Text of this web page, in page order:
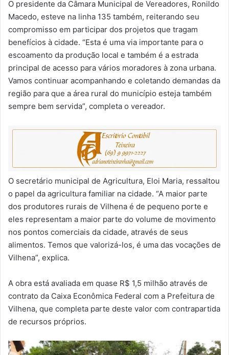
O presidente da Câmara Municipal de Vereadores, Ronildo
Macedo, esteve na linha 135 também, reiterando seu
compromisso em participar dos projetos que tragam
benefícios à cidade. “Esta é uma via importante para o
escoamento da produção local e também é a estrada
principal de acesso para vários moradores à zona urbana.
Vamos continuar acompanhando e coletando demandas da
região para que a área rural do município esteja também
sempre bem servida”, completa o vereador.
O secretário municipal de Agricultura, Eloi Maria, ressaltou
o papel da agricultura familiar na cidade. “A maior parte
dos produtores rurais de Vilhena é de pequeno porte e
eles representam a maior parte do volume de movimento
nos pontos comerciais da cidade, através de seus
alimentos. Temos que valorizá-los, é uma das vocações de
Vilhena”, explica.
A obra está avaliada em quase R$ 1,5 milhão através de
contrato da Caixa Econômica Federal com a Prefeitura de
Vilhena, que completa parte deste valor com contrapartida
de recursos próprios.